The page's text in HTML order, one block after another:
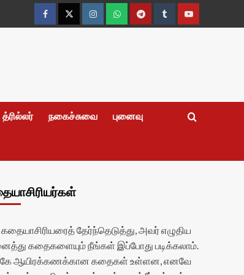
FacebookTwitterInstagramWhatsappTelegramTumblrYouTube
த்ரில்லர் நகைச்சுவை புனைவு
கதையாசிரியரைத் தேர்ந்தெடுத்து, அவர் எழுதிய
கதைகளையும் நீங்கள் இப்போது படிக்கலாம்.
ஆயிரக்கணக்கான கதைகள் உள்ளன, எனவே